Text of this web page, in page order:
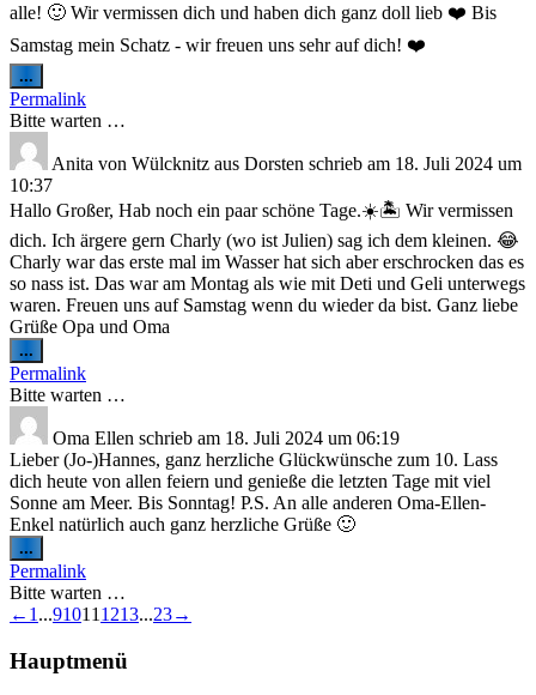
alle! 🙂 Wir vermissen dich und haben dich ganz doll lieb ❤️ Bis
Samstag mein Schatz - wir freuen uns sehr auf dich! ❤️
...
Metabox
ein-/ausblenden.
Permalink
Bitte warten …
Anita von Wülcknitz aus Dorsten schrieb am 18. Juli 2024 um
10:37
Hallo Großer, Hab noch ein paar schöne Tage.☀️🏝 Wir vermissen
dich. Ich ärgere gern Charly (wo ist Julien) sag ich dem kleinen. 😂
Charly war das erste mal im Wasser hat sich aber erschrocken das es
so nass ist. Das war am Montag als wie mit Deti und Geli unterwegs
waren. Freuen uns auf Samstag wenn du wieder da bist. Ganz liebe
Grüße Opa und Oma
...
Metabox
ein-/ausblenden.
Permalink
Bitte warten …
Oma Ellen schrieb am 18. Juli 2024 um 06:19
Lieber (Jo-)Hannes, ganz herzliche Glückwünsche zum 10. Lass
dich heute von allen feiern und genieße die letzten Tage mit viel
Sonne am Meer. Bis Sonntag! P.S. An alle anderen Oma-Ellen-
Enkel natürlich auch ganz herzliche Grüße 🙂
...
Metabox
ein-/ausblenden.
Permalink
Bitte warten …
Navigation
Gästebuchliste
← 1 ...91011 1213...23→
Hauptmenü